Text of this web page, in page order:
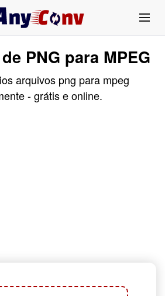
PNG para MPEG
arquivos png para mpeg
- grátis e online.